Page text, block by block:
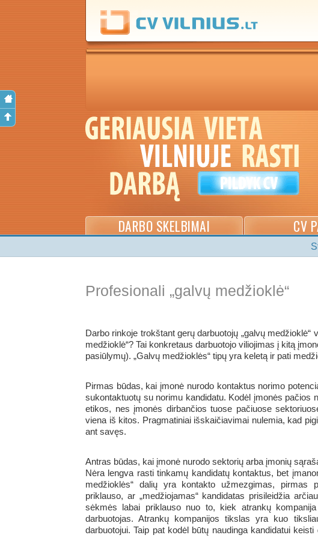
DARBO SKELBIMAI CV
Profesionali „galvų medžioklė“
Darbo rinkoje trokštant gerų darbuotojų „galvų
medžioklė“? Tai konkretaus darbuotojo viliojimas į kitą
pasiūlymų). „Galvų medžioklės“ tipų yra keletą ir pati
Pirmas būdas, kai įmonė nurodo kontaktus norimo
sukontaktuotų su norimu kandidatu. Kodėl įmonės pačios
etikos, nes įmonės dirbančios tuose pačiuose
viena iš kitos. Pragmatiniai išskaičiavimai nulemia, kad
ant savęs.
Antras būdas, kai įmonė nurodo sektorių arba įmonių
Nėra lengva rasti tinkamų kandidatų kontaktus, bet
medžioklės“ dalių yra kontakto užmezgimas, pirmas
priklauso, ar „medžiojamas“ kandidatas prisileidžia
sėkmės labai priklauso nuo to, kiek atrankų
darbuotojas. Atrankų kompanijos tikslas yra kuo
darbuotojui. Taip pat kodėl būtų naudinga kandidatui